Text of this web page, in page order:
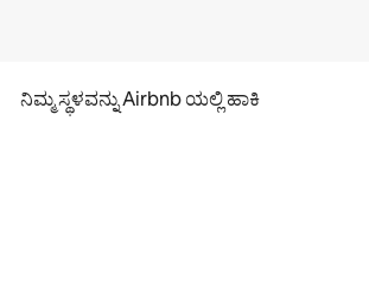
ನಿಮ್ಮ ಸ್ಥಳವನ್ನು Airbnb ಯಲ್ಲಿ ಹಾಕಿ